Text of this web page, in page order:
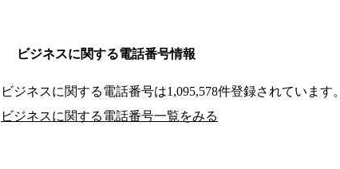
ビジネスに関する電話番号情報
ビジネスに関する電話番号は1,095,578件登録されています。
ビジネスに関する電話番号一覧をみる